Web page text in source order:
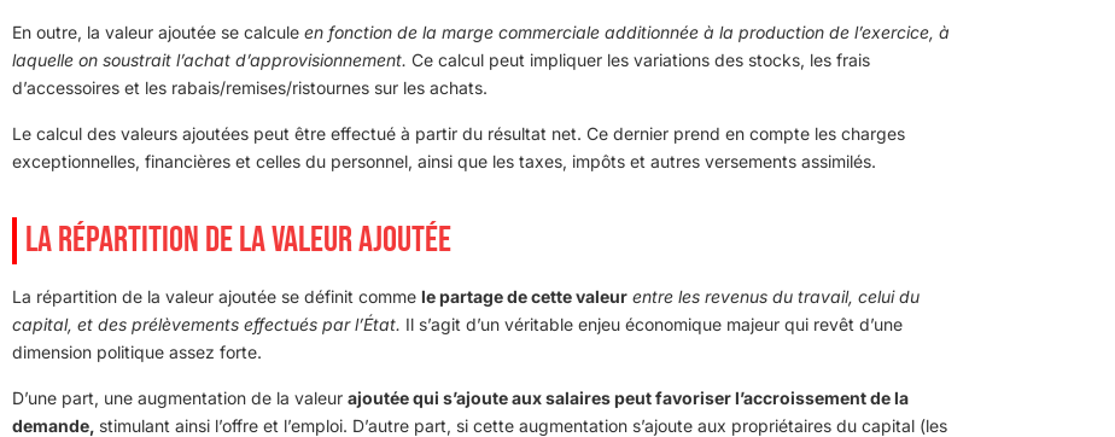
En outre, la valeur ajoutée se calcule en fonction de la marge commerciale additionnée à la production de l’exercice, à
laquelle on soustrait l’achat d’approvisionnement. Ce calcul peut impliquer les variations des stocks, les frais
d’accessoires et les rabais/remises/ristournes sur les achats.
Le calcul des valeurs ajoutées peut être effectué à partir du résultat net. Ce dernier prend en compte les charges
exceptionnelles, financières et celles du personnel, ainsi que les taxes, impôts et autres versements assimilés.
LA RÉPARTITION DE LA VALEUR AJOUTÉE
La répartition de la valeur ajoutée se définit comme le partage de cette valeur entre les revenus du travail, celui du
capital, et des prélèvements effectués par l’État. Il s’agit d’un véritable enjeu économique majeur qui revêt d’une
dimension politique assez forte.
D’une part, une augmentation de la valeur ajoutée qui s’ajoute aux salaires peut favoriser l’accroissement de la
demande, stimulant ainsi l’offre et l’emploi. D’autre part, si cette augmentation s’ajoute aux propriétaires du capital (les